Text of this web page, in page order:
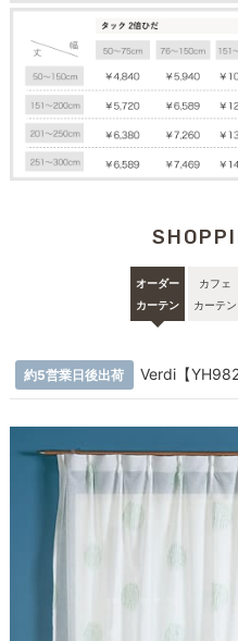
オーダー
カーテン
カフェ
カーテン
約5営業日後出荷 Verdi【